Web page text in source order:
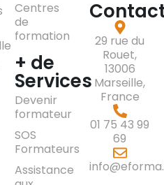
Centres
de
formation
+ de
Services
Devenir
formateur
SOS
Formateurs
Assistance
29 rue du
Rouet,
13006
Marseille,
France
01 75 43 99
69